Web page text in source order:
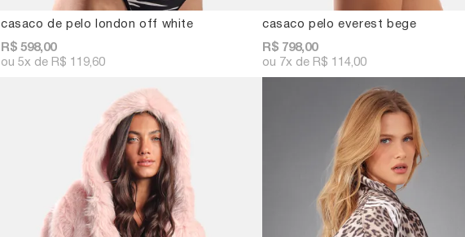
casaco de pelo london off white
R$ 598,00
5x R$ 119,60
casaco pelo everest bege
R$ 798,00
7x R$ 114,00